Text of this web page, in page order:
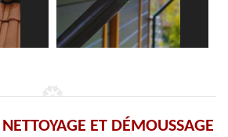
ET DÉMOUSSAGE